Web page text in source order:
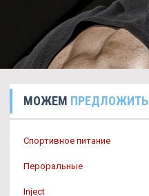
МОЖЕМ ПРЕДЛОЖИТЬ
Спортивное питание
Пероральные
Inject